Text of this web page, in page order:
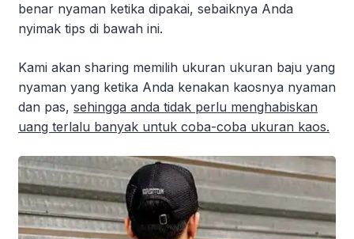
benar nyaman ketika dipakai, sebaiknya Anda
nyimak tips di bawah ini.
Kami akan sharing memilih ukuran ukuran baju yang
nyaman yang ketika Anda kenakan kaosnya nyaman
dan pas, sehingga anda tidak perlu menghabiskan
uang terlalu banyak untuk coba-coba ukuran kaos.